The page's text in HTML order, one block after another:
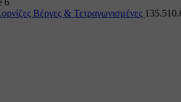
Βέργες & Τετραγωνισμένες